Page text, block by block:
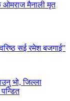
ओमराज मैनाली मृत
सई रमेश बजगाई”
भो, जिल्ला